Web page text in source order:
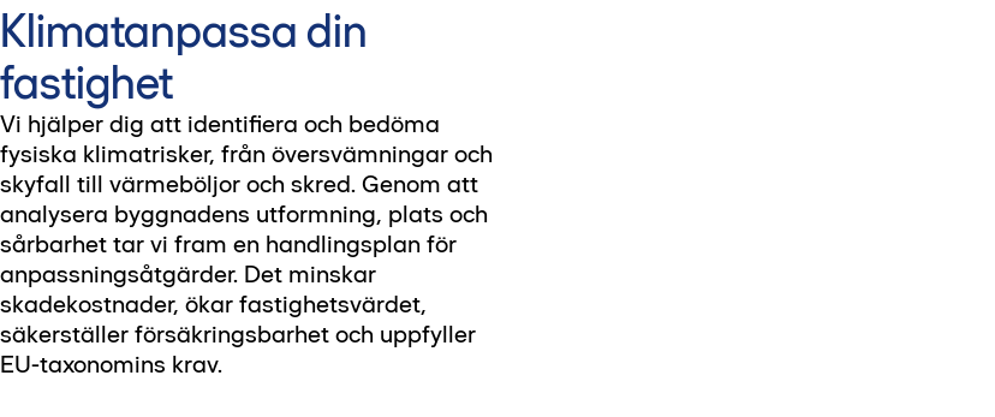
Klimatanpassa din
fastighet
Vi hjälper dig att identifiera och bedöma
fysiska klimatrisker, från översvämningar och
skyfall till värmeböljor och skred. Genom att
analysera byggnadens utformning, plats och
sårbarhet tar vi fram en handlingsplan för
anpassningsåtgärder. Det minskar
skadekostnader, ökar fastighetsvärdet,
säkerställer försäkringsbarhet och uppfyller
EU-taxonomins krav.